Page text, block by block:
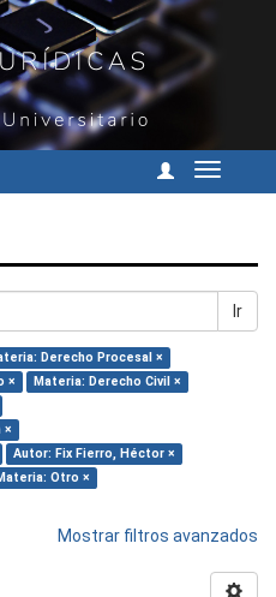
Cambiar
Ir
Derecho Procesal ×
×
Materia: Derecho Civil ×
×
Autor: Fix Fierro, Héctor ×
Otro ×
Mostrar filtros avanzados